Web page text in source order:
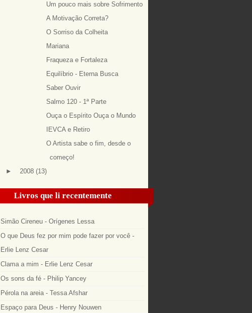
Um pouco mais sobre Sofrimento
A Motivação Correta?
O Sorriso da Colheita
Mariana
Fraqueza e Fortaleza
Equilíbrio - Eterna Busca
Saber Ouvir
Salmo 120 - 1ª Parte
Ouça o Espírito Ouça o Mundo
IEVCA e Retiro
O Artista sabe o fim, desde o
começo!
►
2008 (13)
Livros que li recentemente
Simão Cireneu - Orígenes Lessa
O que Deus fez por mim pode fazer por você -
Erlie Lenz Cesar
Clama a mim - Erlie Lenz Cesar
Os sons da fé - Philip Yancey
Pérola na areia - Tessa Afshar
Espaço para Deus - Henry Nouwen